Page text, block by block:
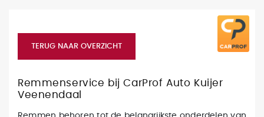
TERUG NAAR OVERZICHT
Remmenservice bij CarProf Auto Kuijer
Veenendaal